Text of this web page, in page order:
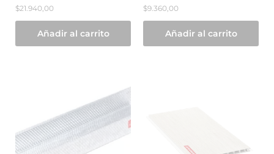
$21.940,00
Añadir al carrito
$9.360,00
Añadir al carrito